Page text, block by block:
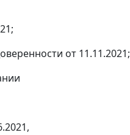
от 11.11.2021;